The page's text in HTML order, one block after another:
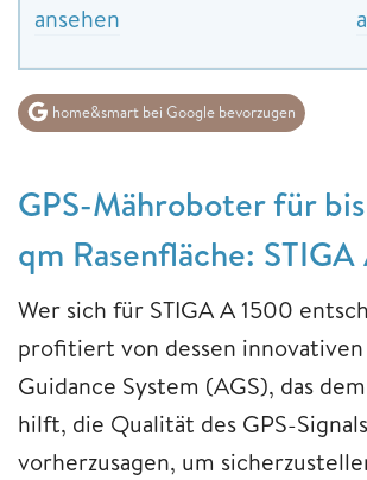
ansehen
home&smart bei Google bevorzugen
GPS-Mähroboter für
qm Rasenfläche:
Wer sich für STIGA A 1500
profitiert von dessen
Guidance System (AGS), das
hilft, die Qualität des GPS-Signals
vorherzusagen, um